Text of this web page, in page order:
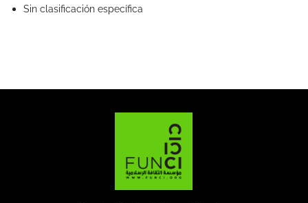
Sin clasificación específica